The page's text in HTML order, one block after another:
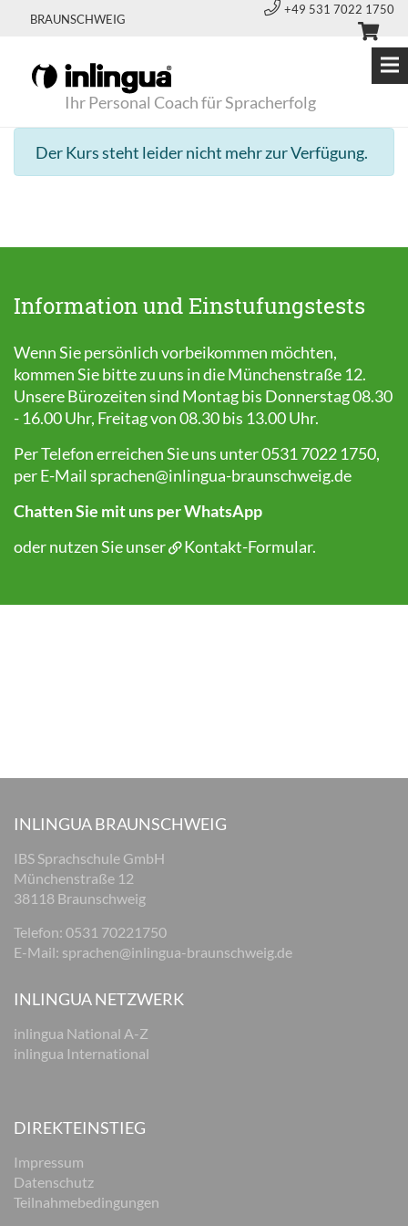
BRAUNSCHWEIG
+49 531 7022 1750
Ihr Personal Coach für Spracherfolg
Der Kurs steht leider nicht mehr zur Verfügung.
Information und Einstufungstests
Wenn Sie persönlich vorbeikommen möchten,
kommen Sie bitte zu uns in die Münchenstraße 12.
Unsere Bürozeiten sind Montag bis Donnerstag 08.30
- 16.00 Uhr, Freitag von 08.30 bis 13.00 Uhr.
Per Telefon erreichen Sie uns unter 0531 7022 1750,
per E-Mail sprachen@inlingua-braunschweig.de
Chatten Sie mit uns per WhatsApp
oder nutzen Sie unser
Kontakt-Formular.
INLINGUA BRAUNSCHWEIG
IBS Sprachschule GmbH
Münchenstraße 12
38118 Braunschweig
Telefon: 0531 70221750
E-Mail: sprachen@inlingua-braunschweig.de
INLINGUA NETZWERK
inlingua National A-Z
inlingua International
DIREKTEINSTIEG
Impressum
Datenschutz
Teilnahmebedingungen